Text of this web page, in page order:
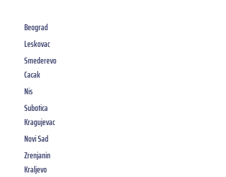
Beograd
Leskovac
Smederevo
Cacak
Nis
Subotica
Kragujevac
Novi Sad
Zrenjanin
Kraljevo